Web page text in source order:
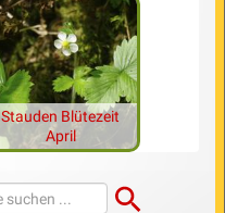
Stauden Blütezeit
April